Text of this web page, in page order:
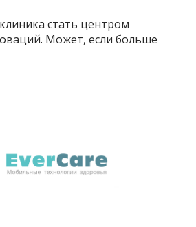
стать центром
Может, если больше